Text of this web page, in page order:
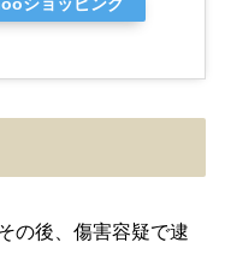
の後、傷害容疑で逮